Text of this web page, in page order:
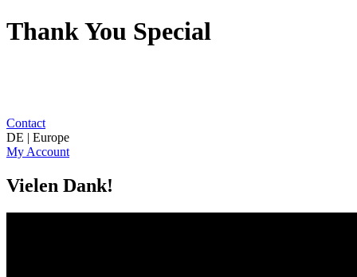
Thank You Special
Contact
DE | Europe
My Account
Vielen Dank!